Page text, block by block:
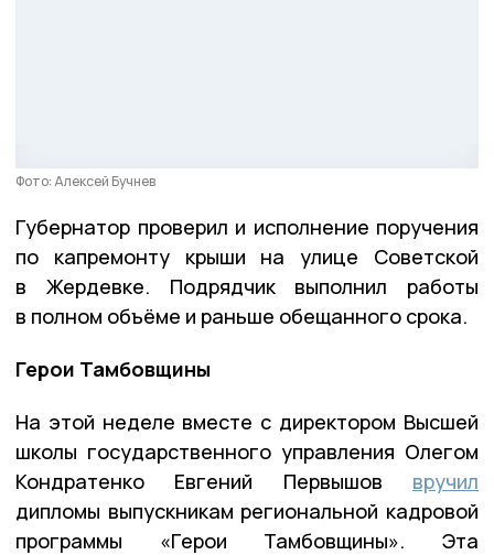
Фото: Алексей Бучнев
Губернатор проверил и исполнение поручения
по капремонту крыши на улице Советской
в Жердевке. Подрядчик выполнил работы
в полном объёме и раньше обещанного срока.
Герои Тамбовщины
На этой неделе вместе с директором Высшей
школы государственного управления Олегом
Кондратенко Евгений Первышов вручил
дипломы выпускникам региональной кадровой
программы «Герои Тамбовщины». Эта